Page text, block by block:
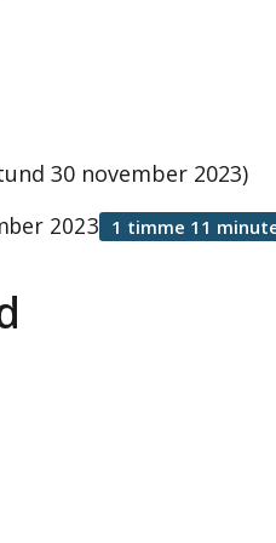
30 november 2023)
2023 1 timme 11